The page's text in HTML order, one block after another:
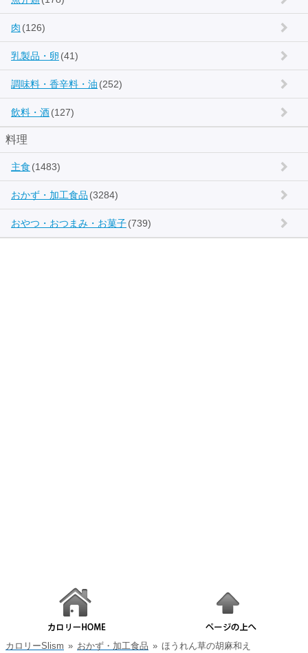
肉 (126)
乳製品・卵 (41)
調味料・香辛料・油 (252)
飲料・酒(127)
料理
主食 (1483)
おかず・加工食品 (3284)
おやつ・おつまみ・お菓子(739)
カロリーSlism » おかず・加工食品 » ほうれん草の胡麻和え